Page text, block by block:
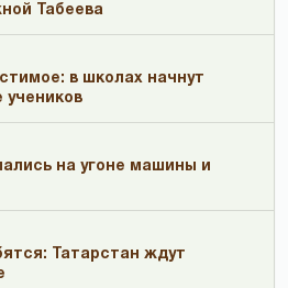
Табеева
в школах начнут
учеников
на угоне машины и
Татарстан ждут